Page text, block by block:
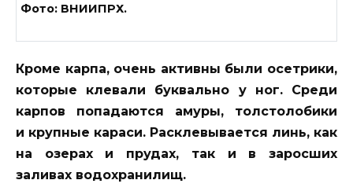
Фото: ВНИИПРХ.
Кроме карпа, очень активны были осетрики,
которые клевали буквально у ног. Среди
карпов попадаются амуры, толстолобики
и крупные караси. Расклевывается линь, как
на озерах и прудах, так и в заросших
заливах водохранилищ.